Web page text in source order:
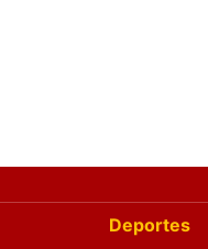
Deportes